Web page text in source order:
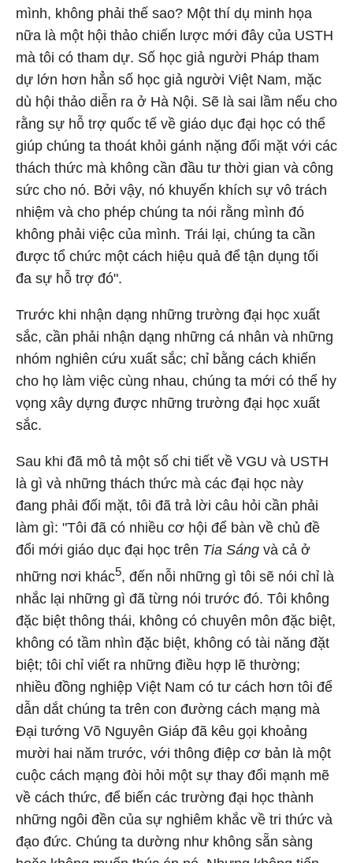
mình, không phải thế sao? Một thí dụ minh họa
nữa là một hội thảo chiến lược mới đây của USTH
mà tôi có tham dự. Số học giả người Pháp tham
dự lớn hơn hẳn số học giả người Việt Nam, mặc
dù hội thảo diễn ra ở Hà Nội. Sẽ là sai lầm nếu cho
rằng sự hỗ trợ quốc tế về giáo dục đại học có thể
giúp chúng ta thoát khỏi gánh nặng đối mặt với các
thách thức mà không cần đầu tư thời gian và công
sức cho nó. Bởi vậy, nó khuyến khích sự vô trách
nhiệm và cho phép chúng ta nói rằng mình đó
không phải việc của mình. Trái lại, chúng ta cần
được tổ chức một cách hiệu quả để tận dụng tối
đa sự hỗ trợ đó".
Trước khi nhận dạng những trường đại học xuất
sắc, cần phải nhận dạng những cá nhân và những
nhóm nghiên cứu xuất sắc; chỉ bằng cách khiến
cho họ làm việc cùng nhau, chúng ta mới có thể hy
vọng xây dựng được những trường đại học xuất
sắc.
Sau khi đã mô tả một số chi tiết về VGU và USTH
là gì và những thách thức mà các đại học này
đang phải đối mặt, tôi đã trả lời câu hỏi cần phải
làm gì: "Tôi đã có nhiều cơ hội để bàn về chủ đề
đổi mới giáo dục đại học trên Tia Sáng và cả ở
những nơi khác5, đến nỗi những gì tôi sẽ nói chỉ là
nhắc lại những gì đã từng nói trước đó. Tôi không
đặc biệt thông thái, không có chuyên môn đặc biệt,
không có tầm nhìn đặc biệt, không có tài năng đặt
biệt; tôi chỉ viết ra những điều hợp lẽ thường;
nhiều đồng nghiệp Việt Nam có tư cách hơn tôi để
dẫn dắt chúng ta trên con đường cách mạng mà
Đại tướng Võ Nguyên Giáp đã kêu gọi khoảng
mười hai năm trước, với thông điệp cơ bản là một
cuộc cách mạng đòi hỏi một sự thay đổi mạnh mẽ
về cách thức, để biến các trường đại học thành
những ngôi đền của sự nghiêm khắc về tri thức và
đạo đức. Chúng ta dường như không sẵn sàng